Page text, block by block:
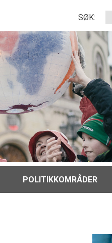
SØK:
POLITIKKOMRÅDER